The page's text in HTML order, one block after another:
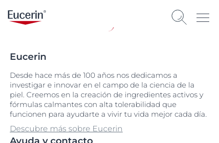
Eucerin
Desde hace más de 100 años nos dedicamos a
investigar e innovar en el campo de la ciencia de la
piel. Creemos en la creación de ingredientes activos y
fórmulas calmantes con alta tolerabilidad que
funcionen para ayudarte a vivir tu vida mejor cada día.
Descubre más sobre Eucerin